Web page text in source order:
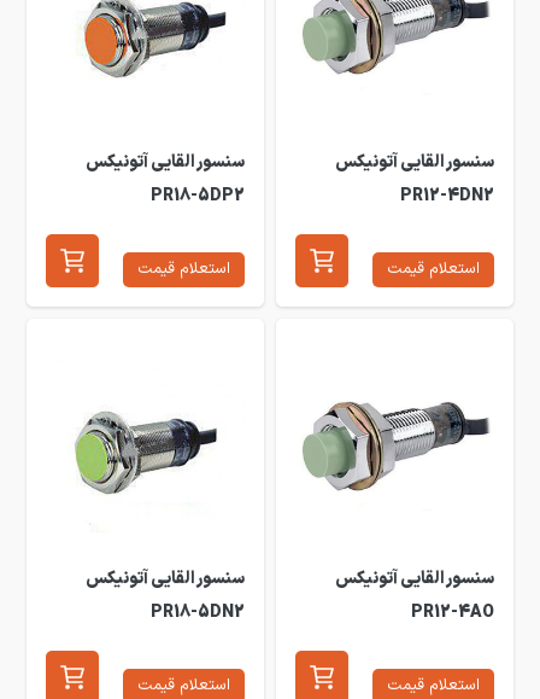
سنسور القایی آتونیکس
PR12-4DN2
استعلام قیمت
سنسور القایی آتونیکس
PR18-5DP2
استعلام قیمت
سنسور القایی آتونیکس
PR12-4AO
استعلام قیمت
سنسور القایی آتونیکس
PR18-5DN2
استعلام قیمت